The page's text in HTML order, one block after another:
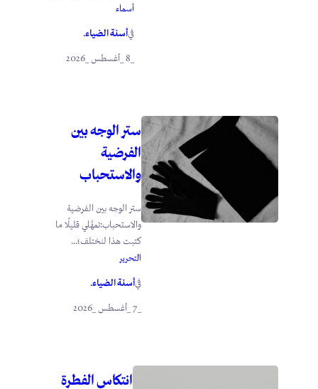
أسماء
فيأسنة الضياء.
ستر الوجه بين
الفرضية
والاستحباب
ستر الوجه بين الفرضية
والاستحباب:تمهَّلي قليلًا ما
كتبت هذا لنختلف؛...
التحرير
فيأسنة الضياء.
انتكاس الفطرة